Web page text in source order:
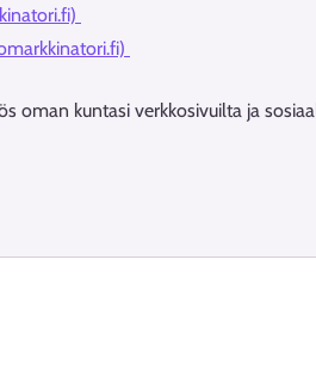
oman kuntasi verkkosivuilta ja